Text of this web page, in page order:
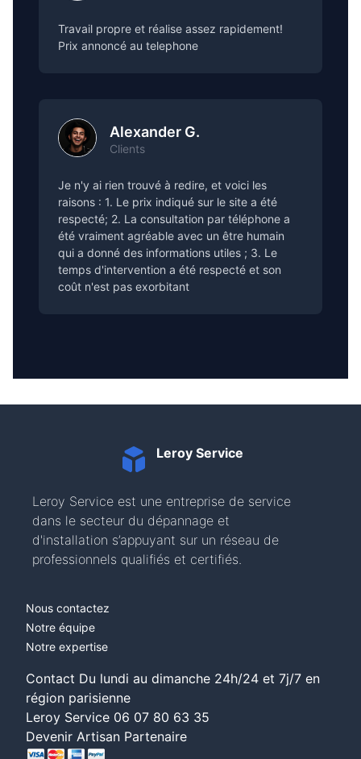
Travail propre et réalise assez rapidement!
Prix annoncé au telephone
Alexander G.
Clients
Je n'y ai rien trouvé à redire, et voici les
raisons : 1. Le prix indiqué sur le site a été
respecté; 2. La consultation par téléphone a
été vraiment agréable avec un être humain
qui a donné des informations utiles ; 3. Le
temps d'intervention a été respecté et son
coût n'est pas exorbitant
Leroy Service
Leroy Service est une entreprise de service
dans le secteur du dépannage et
d'installation s’appuyant sur un réseau de
professionnels qualifiés et certifiés.
Nous contactez
Notre équipe
Notre expertise
Contact Du lundi au dimanche 24h/24 et 7j/7 en
région parisienne
Leroy Service 06 07 80 63 35
Devenir Artisan Partenaire